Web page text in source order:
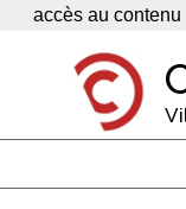
Panneau de gestion des
accès au contenu